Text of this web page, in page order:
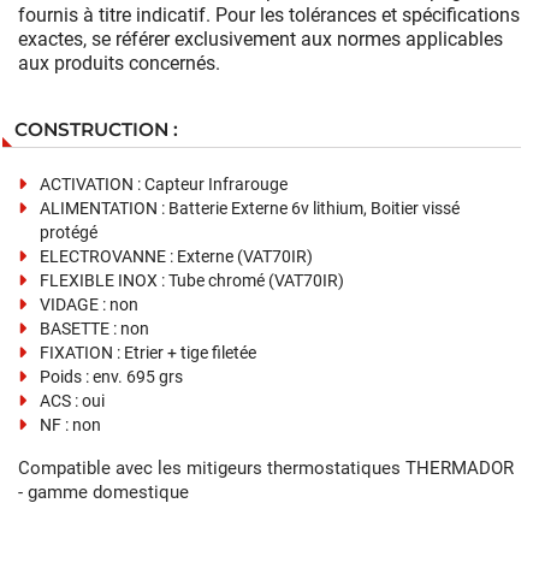
fournis à titre indicatif. Pour les tolérances et spécifications
exactes, se référer exclusivement aux normes applicables
aux produits concernés.
CONSTRUCTION :
ACTIVATION : Capteur Infrarouge
ALIMENTATION : Batterie Externe 6v lithium, Boitier vissé
protégé
ELECTROVANNE : Externe (VAT70IR)
FLEXIBLE INOX : Tube chromé (VAT70IR)
VIDAGE : non
BASETTE : non
FIXATION : Etrier + tige filetée
Poids : env. 695 grs
ACS : oui
NF : non
Compatible avec les mitigeurs thermostatiques THERMADOR
- gamme domestique